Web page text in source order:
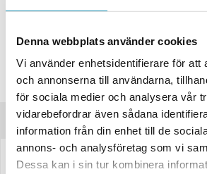
Denna webbplats använder cookies
Vi använder enhetsidentifierare för att
och annonserna till användarna,
för sociala medier och analysera vår
vidarebefordrar även sådana
information från din enhet till de
annons- och analysföretag som vi
Dessa kan i sin tur kombinera
Lägsta pris de senaste 30-dagarna:322 kr
Leverans- & Returinformation
Spara produkt
Frågor om produkten?
Produktinformation
Kompaktlager för släpvagn och trailer